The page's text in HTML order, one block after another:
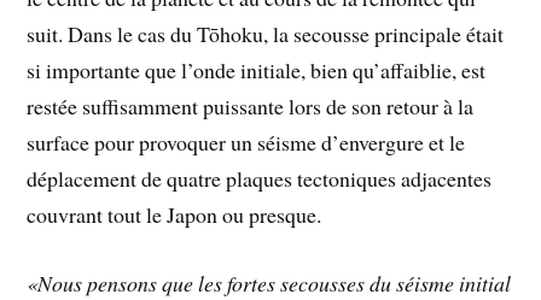
suit. Dans le cas du Tōhoku, la secousse principale était
si importante que l’onde initiale, bien qu’affaiblie, est
restée suffisamment puissante lors de son retour à la
surface pour provoquer un séisme d’envergure et le
déplacement de quatre plaques tectoniques adjacentes
couvrant tout le Japon ou presque.
«Nous pensons que les fortes secousses du séisme initial